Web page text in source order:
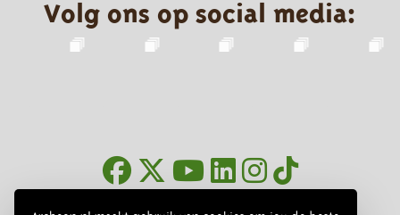
Volg ons op social media: